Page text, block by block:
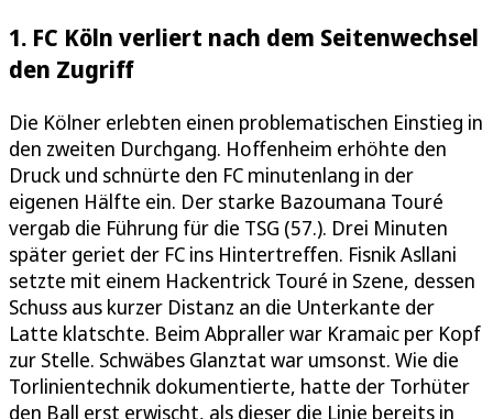
1. FC Köln verliert nach dem Seitenwechsel
den Zugriff
Die Kölner erlebten einen problematischen Einstieg in
den zweiten Durchgang. Hoffenheim erhöhte den
Druck und schnürte den FC minutenlang in der
eigenen Hälfte ein. Der starke Bazoumana Touré
vergab die Führung für die TSG (57.). Drei Minuten
später geriet der FC ins Hintertreffen. Fisnik Asllani
setzte mit einem Hackentrick Touré in Szene, dessen
Schuss aus kurzer Distanz an die Unterkante der
Latte klatschte. Beim Abpraller war Kramaic per Kopf
zur Stelle. Schwäbes Glanztat war umsonst. Wie die
Torlinientechnik dokumentierte, hatte der Torhüter
den Ball erst erwischt, als dieser die Linie bereits in